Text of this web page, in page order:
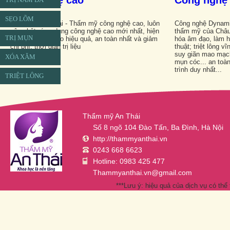
SẸO LÕM
TRỊ MỤN
XÓA XĂM
TRIỆT LÔNG
Thẩm mỹ An Thái - Thẩm mỹ công nghệ cao, luôn
cập nhật, ứng dụng công nghệ cao mới nhất, hiện
đại nhất, đảm bảo hiệu quả, an toàn nhất và giảm
chi phí, thời gian trị liệu
Công nghệ
thẩm mỹ của
hóa âm đạo, làm
thuật; triệt lông
suy giãn mao
mụn cóc... an
trình duy nhất...
Thẩm mỹ An Thái
Số 8 ngõ 104 Đào Tấn, Ba Đình, Hà Nội
http://thammyanthai.vn
0243 668 6623
Hotline: 0983 425 477
Thammyanthai.vn@gmail.com
***Lưu ý: hiệu quả của dịch vụ có